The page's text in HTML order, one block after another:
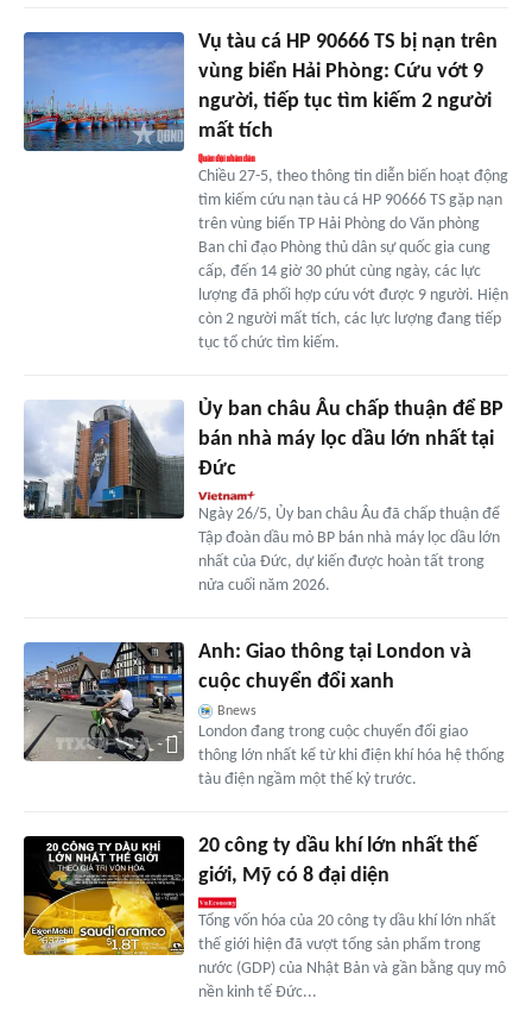
Vụ tàu cá HP 90666 TS bị nạn trên
vùng biển Hải Phòng: Cứu vớt 9
người, tiếp tục tìm kiếm 2 người
mất tích
Chiều 27-5, theo thông tin diễn biến hoạt động
tìm kiếm cứu nạn tàu cá HP 90666 TS gặp nạn
trên vùng biển TP Hải Phòng do Văn phòng
Ban chỉ đạo Phòng thủ dân sự quốc gia cung
cấp, đến 14 giờ 30 phút cùng ngày, các lực
lượng đã phối hợp cứu vớt được 9 người. Hiện
còn 2 người mất tích, các lực lượng đang tiếp
tục tổ chức tìm kiếm.
Ủy ban châu Âu chấp thuận để BP
bán nhà máy lọc dầu lớn nhất tại
Đức
Ngày 26/5, Ủy ban châu Âu đã chấp thuận để
Tập đoàn dầu mỏ BP bán nhà máy lọc dầu lớn
nhất của Đức, dự kiến được hoàn tất trong
nửa cuối năm 2026.
Anh: Giao thông tại London và
cuộc chuyển đổi xanh
Bnews
London đang trong cuộc chuyển đổi giao
thông lớn nhất kể từ khi điện khí hóa hệ thống
tàu điện ngầm một thế kỷ trước.
20 công ty dầu khí lớn nhất thế
giới, Mỹ có 8 đại diện
Tổng vốn hóa của 20 công ty dầu khí lớn nhất
thế giới hiện đã vượt tổng sản phẩm trong
nước (GDP) của Nhật Bản và gần bằng quy mô
nền kinh tế Đức...